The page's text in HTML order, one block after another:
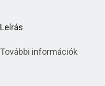
Leírás
További információk